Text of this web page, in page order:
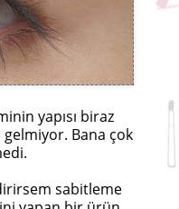
yapısı biraz
gelmiyor. Bana çok
sabitleme